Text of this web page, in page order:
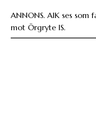
ANNONS. AIK ses
mot Örgryte IS.